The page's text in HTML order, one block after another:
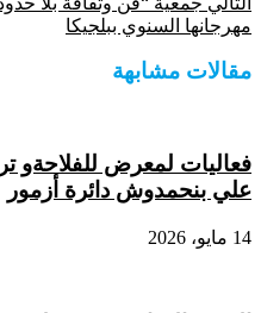
مهرجانها السنوي ببلجيكا
مقالات مشابهة
فعاليات لمعرض للفلاحةو
علي بنحمدوش دائرة أزمور
14 مايو، 2026